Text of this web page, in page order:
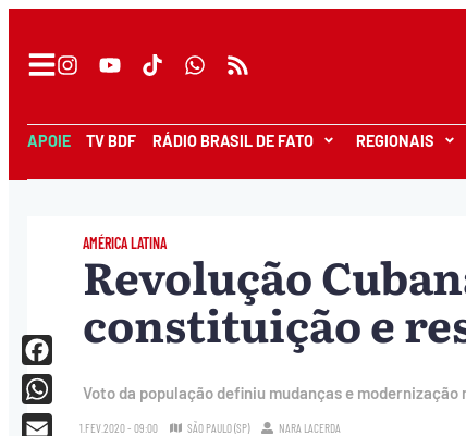
APOIE TV BDF RÁDIO BRASIL DE FATO REGIONAIS
AMÉRICA LATINA
Revolução
constituição e
Voto da população definiu mudanças e
1.FEV.2020 - 09:00 SÃO PAULO (SP) NARA LACERDA
Facebook
WhatsApp